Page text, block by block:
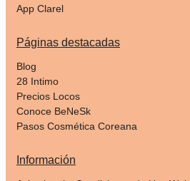
App Clarel
Páginas destacadas
Blog
28 Intimo
Precios Locos
Conoce BeNeSk
Pasos Cosmética Coreana
Información